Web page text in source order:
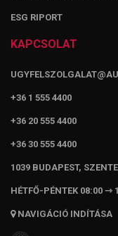
ESG RIPORT
KAPCSOLAT
+36 1 555 4400
+36 20 555 4400
+36 30 555 4400
1039 BUDAPEST,
HÉTFŐ-PÉNTEK 08:00 ⇾
NAVIGÁCIÓ INDÍTÁSA